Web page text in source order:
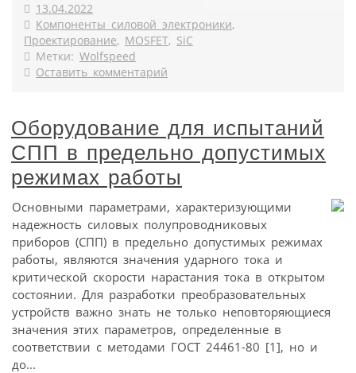
13.04.2022
Компоненты силовой электроники,
Проектирование, MOSFET, SiC
Метки: Wolfspeed
Оставить комментарий
Оборудование для испытаний
СПП в предельно допустимых
режимах работы
Основными параметрами, характеризующими
надежность силовых полупроводниковых
приборов (СПП) в предельно допустимых режимах
работы, являются значения ударного тока и
критической скорости нарастания тока в открытом
состоянии. Для разработки преобразовательных
устройств важно знать не только неповторяющиеся
значения этих параметров, определенные в
соответствии с методами ГОСТ 24461-80 [1], но и
до...